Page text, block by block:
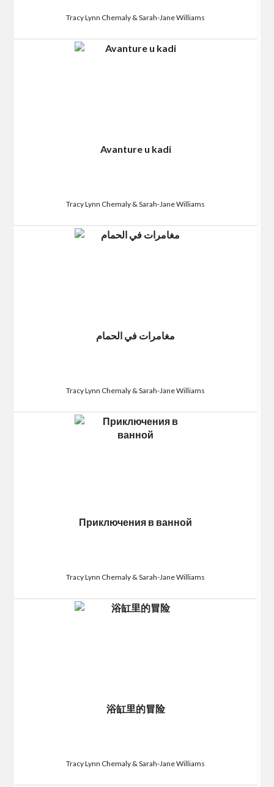
Tracy Lynn Chemaly & Sarah-Jane Williams
Avanture u kadi
Tracy Lynn Chemaly & Sarah-Jane Williams
مغامرات في الحمام
Tracy Lynn Chemaly & Sarah-Jane Williams
Приключения в ванной
Tracy Lynn Chemaly & Sarah-Jane Williams
浴缸里的冒险
Tracy Lynn Chemaly & Sarah-Jane Williams